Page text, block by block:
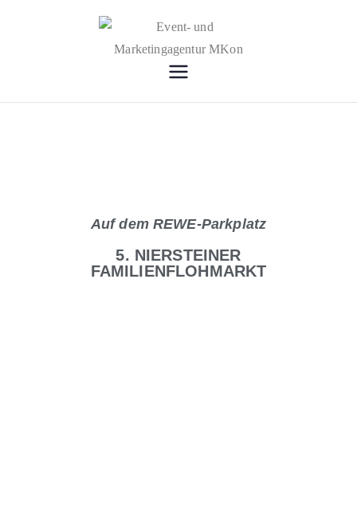
Lokale News, Events, Marketing,
Auf dem REWE-Parkplatz
5. NIERSTEINER
FAMILIENFLOHMARKT